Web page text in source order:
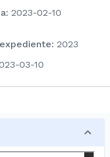
: 2023-02-10
expediente: 2023
03-10